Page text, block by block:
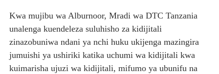
Kwa mujibu wa Alburnoor, Mradi wa DTC Tanzania
unalenga kuendeleza suluhisho za kidijitali
zinazobuniwa ndani ya nchi huku ukijenga mazingira
jumuishi ya ushiriki katika uchumi wa kidijitali kwa
kuimarisha ujuzi wa kidijitali, mifumo ya ubunifu na